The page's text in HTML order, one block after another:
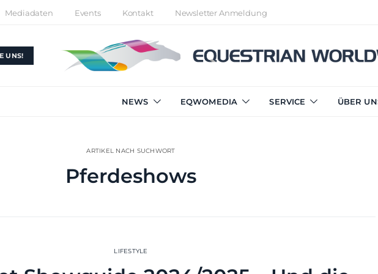
Mediadaten Events Kontakt Newsletter Anmeldung
UNS!
NEWS EQWOMEDIA SERVICE ÜBER
ARTIKEL NACH SUCHWORT
Pferdeshows
LIFESTYLE